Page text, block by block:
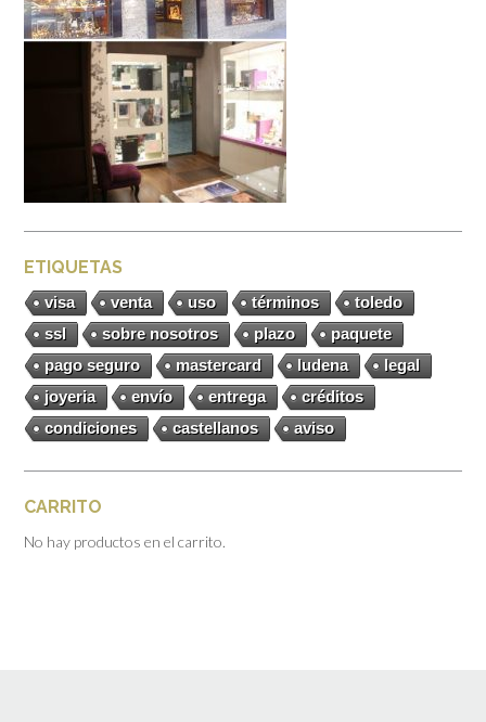
ETIQUETAS
visa venta uso términos
toledo
ssl
sobre nosotros plazo
paquete
pago seguro
mastercard ludena
legal
joyeria
envío entrega
créditos
condiciones
castellanos aviso
CARRITO
No hay productos en el carrito.